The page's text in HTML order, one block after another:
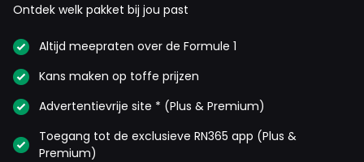
Ontdek welk pakket bij jou past
Altijd meepraten over de Formule 1
Kans maken op toffe prijzen
Advertentievrije site * (Plus & Premium)
Toegang tot de exclusieve RN365 app (Plus &
Premium)